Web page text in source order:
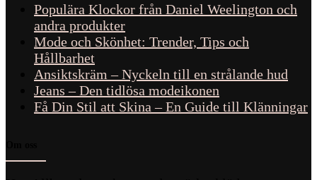
Populära Klockor från Daniel Weelington och
andra produkter
Mode och Skönhet: Trender, Tips och
Hållbarhet
Ansiktskräm – Nyckeln till en strålande hud
Jeans – Den tidlösa modeikonen
Få Din Stil att Skina – En Guide till Klänningar